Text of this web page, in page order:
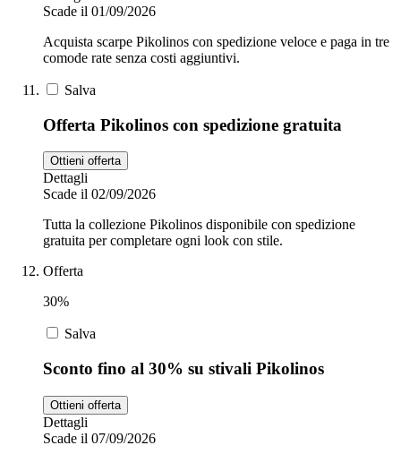
Scade il 01/09/2026
Acquista scarpe Pikolinos con spedizione veloce e paga in tre
comode rate senza costi aggiuntivi.
Salva
Offerta Pikolinos con spedizione gratuita
Ottieni offerta
Dettagli
Scade il 02/09/2026
Tutta la collezione Pikolinos disponibile con spedizione
gratuita per completare ogni look con stile.
Offerta
30%
Salva
Sconto fino al 30% su stivali Pikolinos
Ottieni offerta
Dettagli
Scade il 07/09/2026